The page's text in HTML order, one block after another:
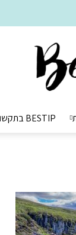
BESTIP בתקשורת